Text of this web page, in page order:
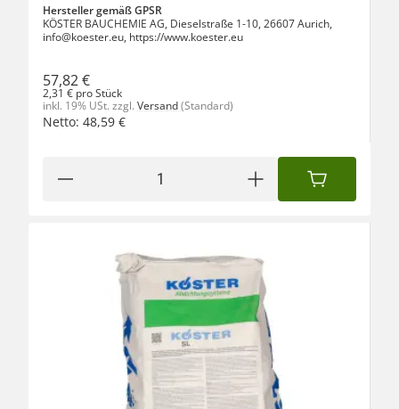
Hersteller gemäß GPSR
KÖSTER BAUCHEMIE AG, Dieselstraße 1-10, 26607 Aurich,
info@koester.eu, https://www.koester.eu
57,82 €
2,31 € pro Stück
inkl. 19% USt. zzgl. Versand(Standard)
Netto: 48,59 €
IN DEN